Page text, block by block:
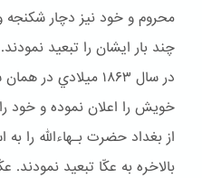
محروم و خود نیز دچار شكنجه
چند بار ایشان را تبعید
در سال ۱۸۶۳ ميلادي
خويش را اعلان نموده و خود
از بغداد حضرت بـهاءالله را به
بالاخره به عکّا تبعید نمودند.